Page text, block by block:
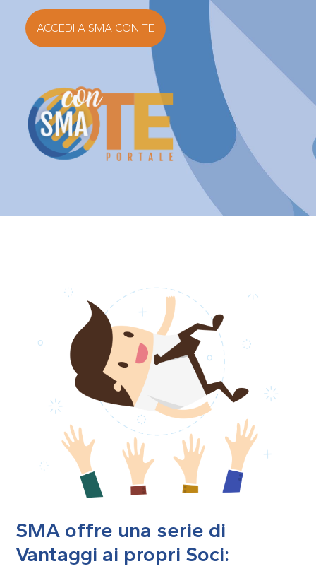
ACCEDI A SMA CON TE
SMA offre una serie di
Vantaggi ai propri Soci: